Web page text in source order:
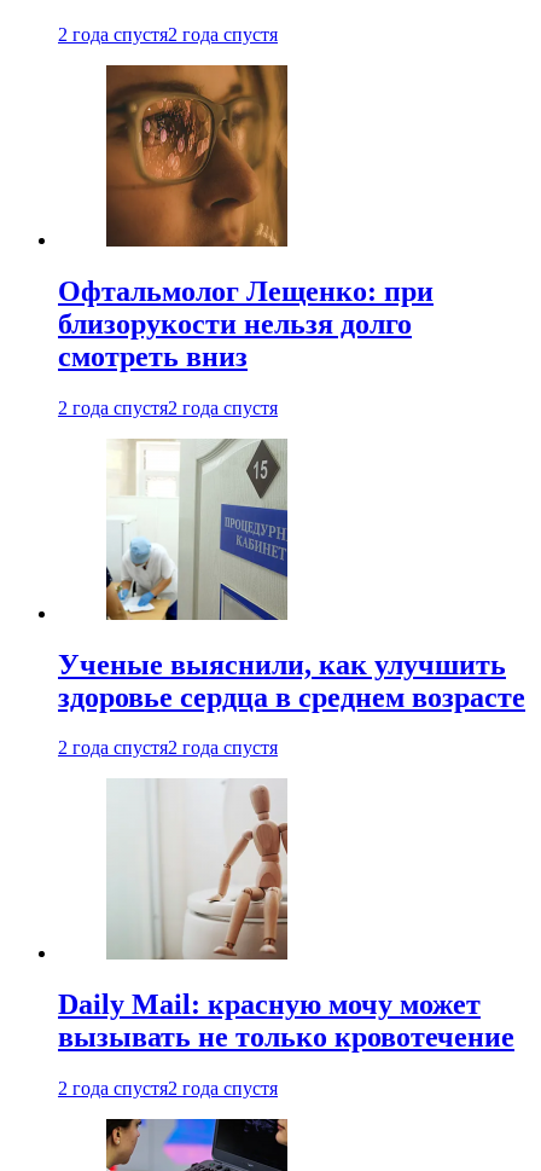
2 года спустя2 года спустя
Офтальмолог Лещенко: при
близорукости нельзя долго
смотреть вниз
2 года спустя2 года спустя
Ученые выяснили, как улучшить
здоровье сердца в среднем возрасте
2 года спустя2 года спустя
Daily Mail: красную мочу может
вызывать не только кровотечение
2 года спустя2 года спустя